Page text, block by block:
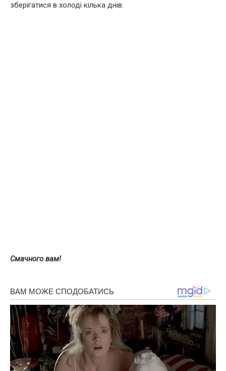
зберігатися в холоді кілька днів.
Смачного вам!